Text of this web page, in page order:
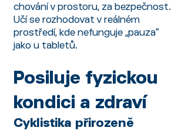
chování v prostoru, za bezpečnost.
Učí se rozhodovat v reálném
prostředí, kde nefunguje „pauza“
jako u tabletů.
Posiluje fyzickou
kondici a zdraví
Cyklistika přirozeně